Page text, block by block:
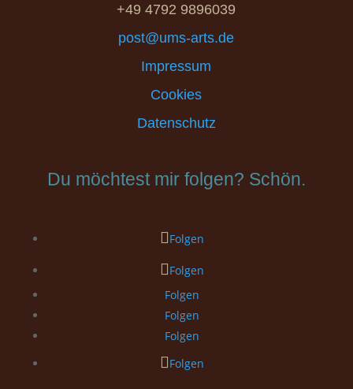
+49 4792 9896039
post@ums-arts.de
Impressum
Cookies
Datenschutz
Du möchtest mir folgen? Schön.
Folgen
Folgen
Folgen
Folgen
Folgen
Folgen